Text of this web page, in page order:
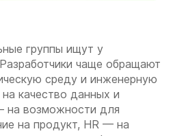
группы ищут у
чаще обращают
среду и инженерную
качество данных и
на возможности для
на продукт, HR — на